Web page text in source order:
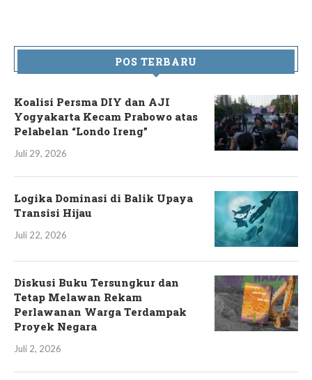
POS TERBARU
Koalisi Persma DIY dan AJI
Yogyakarta Kecam Prabowo atas
Pelabelan “Londo Ireng”
Juli 29, 2026
Logika Dominasi di Balik Upaya
Transisi Hijau
Juli 22, 2026
Diskusi Buku Tersungkur dan
Tetap Melawan Rekam
Perlawanan Warga Terdampak
Proyek Negara
Juli 2, 2026